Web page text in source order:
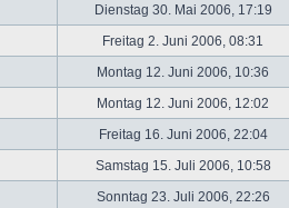
Dienstag 30. Mai 2006, 17:19
Freitag 2. Juni 2006, 08:31
Montag 12. Juni 2006, 10:36
Montag 12. Juni 2006, 12:02
Freitag 16. Juni 2006, 22:04
Samstag 15. Juli 2006, 10:58
Sonntag 23. Juli 2006, 22:26